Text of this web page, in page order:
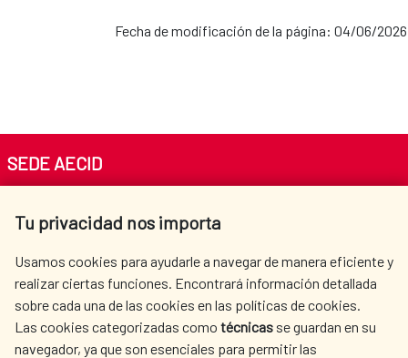
Fecha de modificación de la página: 04/06/2026
Tu privacidad nos importa
Usamos cookies para ayudarle a navegar de manera eficiente y
realizar ciertas funciones. Encontrará información detallada
sobre cada una de las cookies en las políticas de cookies.
Las cookies categorizadas como técnicas se guardan en su
navegador, ya que son esenciales para permitir las
SEDE AECID
Tel. +34 900 20 30 54​​​​​​​
AECID
OÙ NOUS COOPÉRONS
L'ACTION HUMANITAIRE
SALLE DE PRESSE